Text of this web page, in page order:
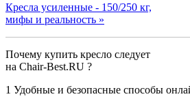
Кресла усиленные - 150/250 кг,
мифы и реальность »
Почему купить кресло следует
на Chair-Best.RU ?
1 Удобные и безопасные способы